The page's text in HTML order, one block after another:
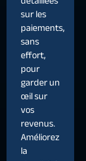
sur les
paiements,
sans
effort,
pour
garder un
œil sur
vos
revenus.
Améliorez
la